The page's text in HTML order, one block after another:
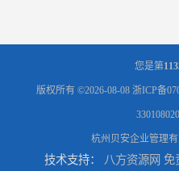
您是第
版权所有 ©2026-08-08 浙ICP备
杭州贝安企业管理
技术支持： 八方资源网 免